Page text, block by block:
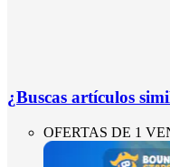
¿Buscas artículos
OFERTAS DE 1